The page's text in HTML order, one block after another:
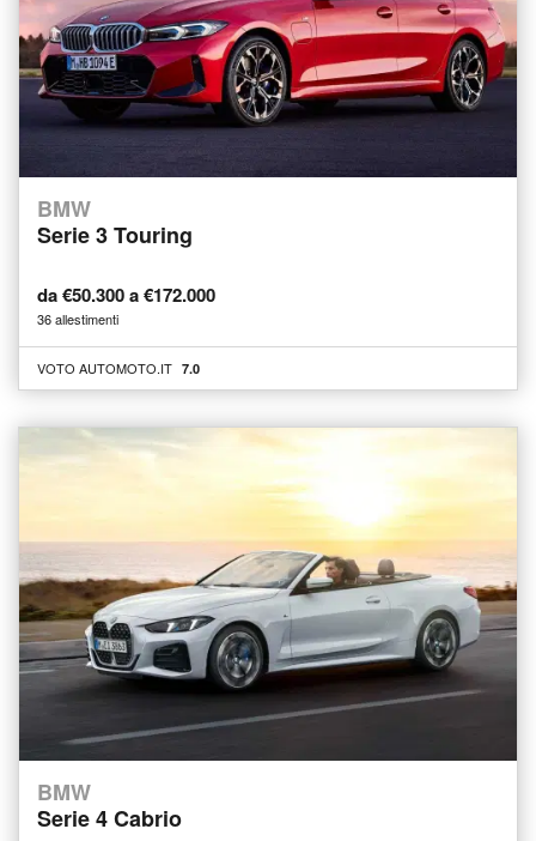
BMW
Serie 3 Touring
da €50.300 a €172.000
36 allestimenti
VOTO AUTOMOTO.IT 7.0
BMW
Serie 4 Cabrio